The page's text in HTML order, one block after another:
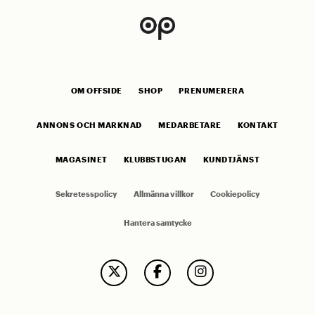
OM OFFSIDE SHOP PRENUMERERA
ANNONS OCH MARKNAD MEDARBETARE KONTAKT
MAGASINET KLUBBSTUGAN KUNDTJÄNST
Sekretesspolicy Allmänna villkor Cookiepolicy
Hantera samtycke